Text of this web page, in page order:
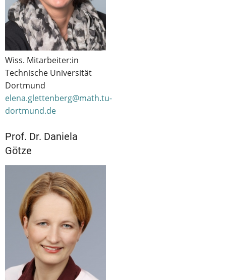
Wiss. Mitarbeiter:in
Technische Universität
Dortmund
elena.glettenberg@math.tu-
dortmund.de
Prof. Dr. Daniela
Götze